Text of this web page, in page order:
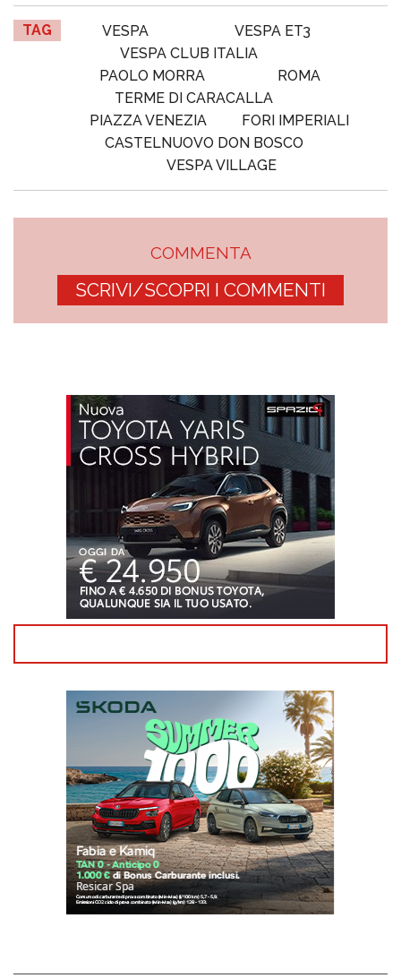
TAG VESPA
VESPA ET3
VESPA CLUB ITALIA
PAOLO MORRA
ROMA
TERME DI CARACALLA
PIAZZA VENEZIA
FORI IMPERIALI
CASTELNUOVO DON BOSCO
VESPA VILLAGE
COMMENTA
SCRIVI/SCOPRI I COMMENTI